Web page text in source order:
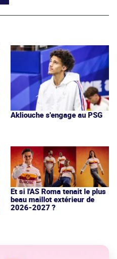
Akliouche s'engage au PSG
Et si l'AS Roma tenait le plus
beau maillot extérieur de
2026-2027 ?